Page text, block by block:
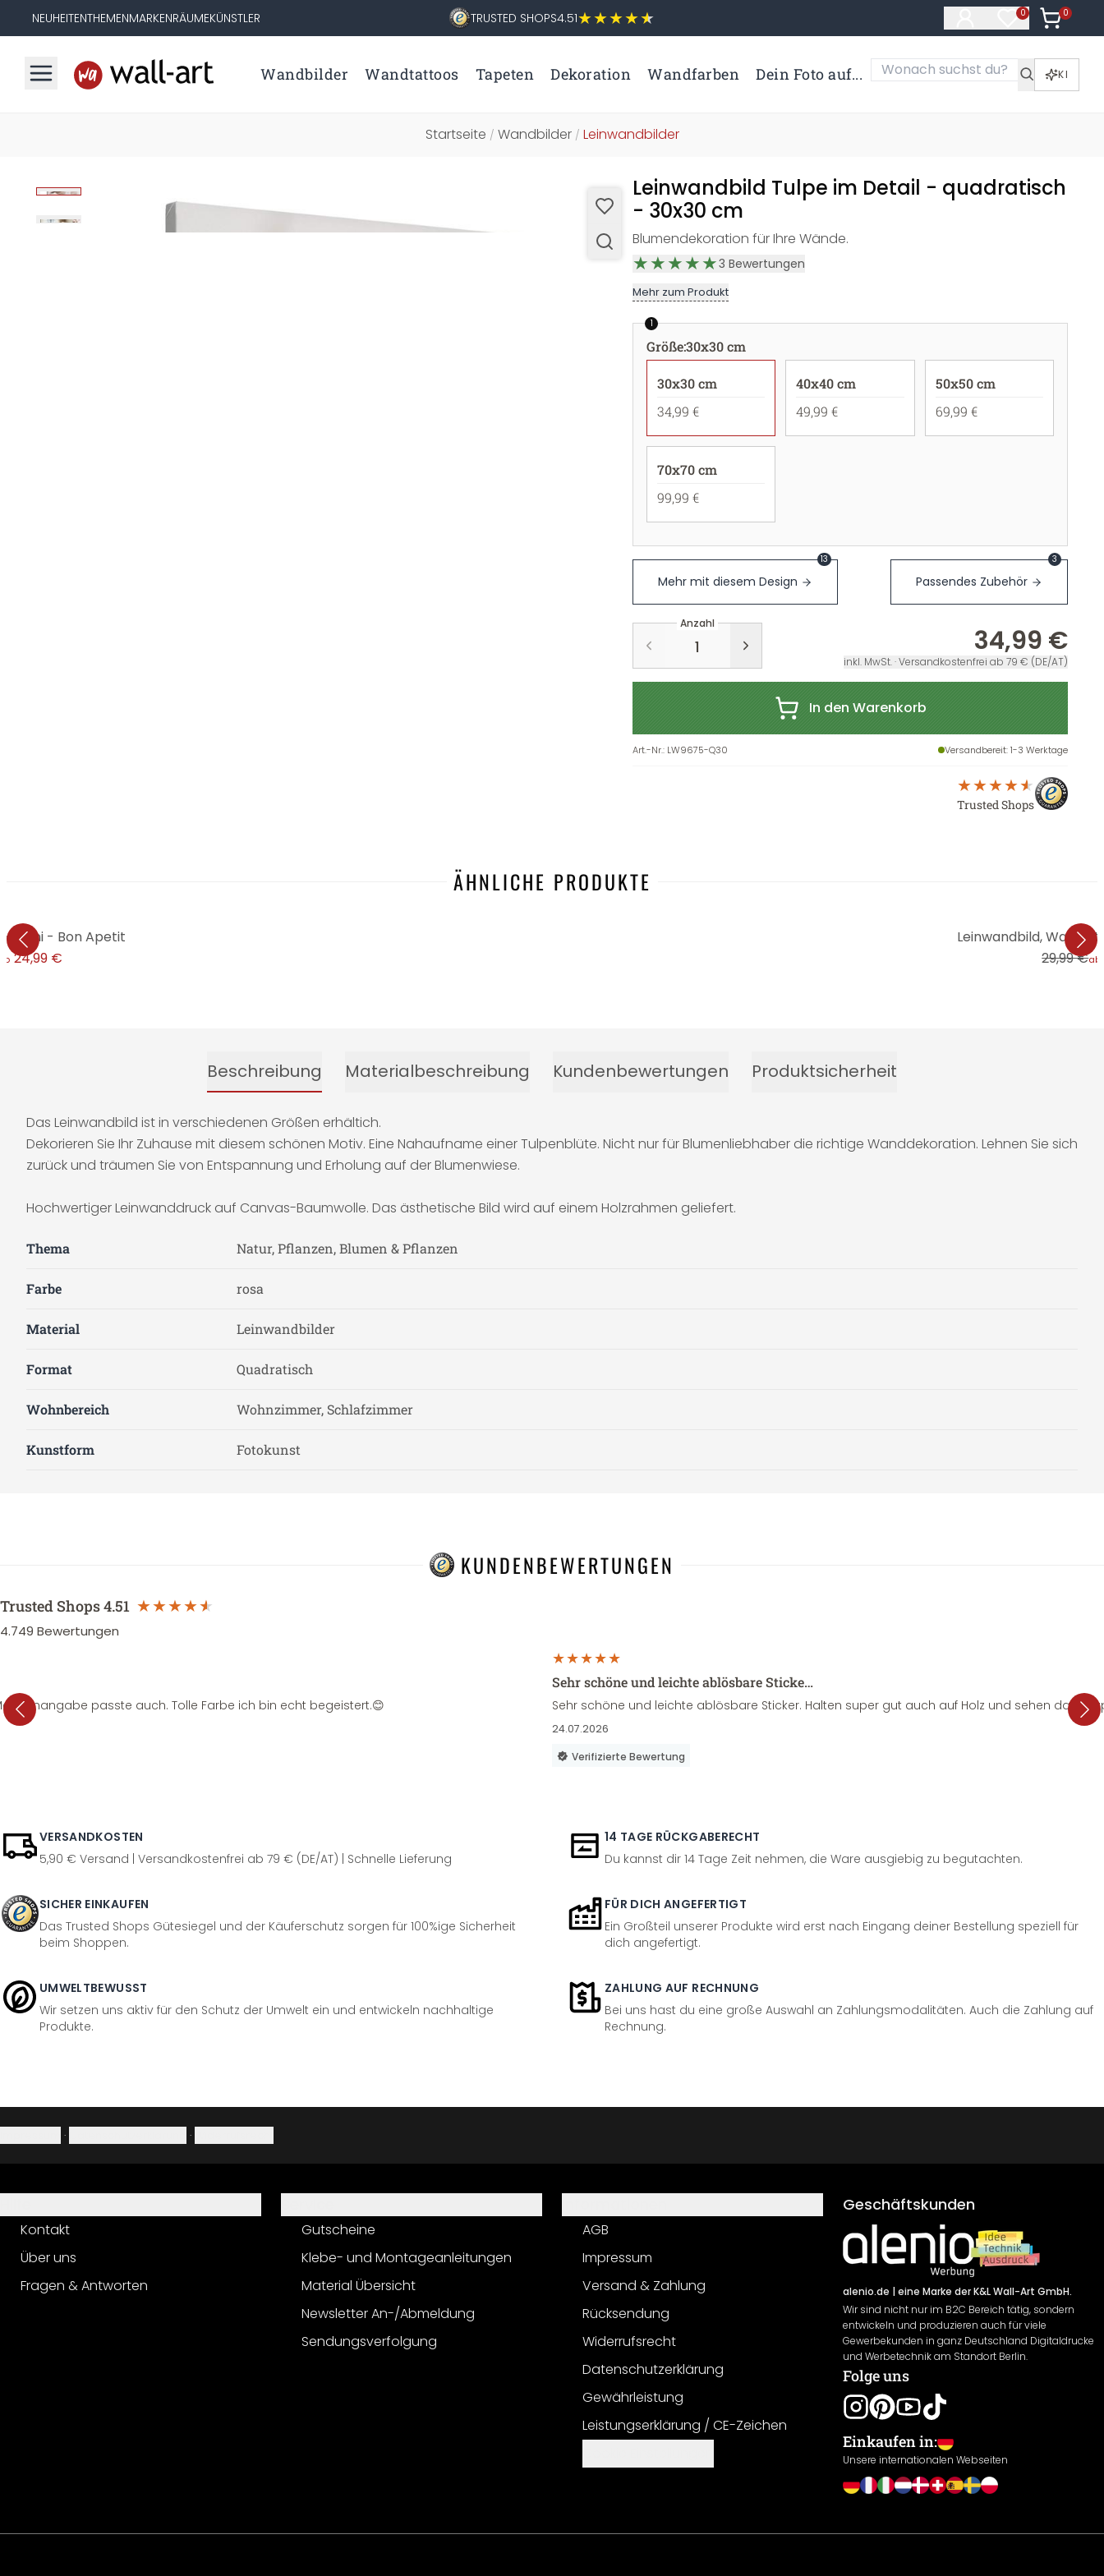
NEUHEITENTHEMENMARKENRÄUMEKÜNSTLER TRUSTED SHOPS4.51 0
Artikel im
0
Artikel
Wandbilder Wandtattoos Tapeten Dekoration Wandfarben Dein Foto auf... KI
Startseite / Wandbilder/ Leinwandbilder
Leinwandbild Tulpe im Detail - quadratisch
- 30x30 cm
Blumendekoration für Ihre Wände.
3 Bewertungen
Mehr zum Produkt
1
Größe:30x30 cm
30x30 cm
34,99 €
40x40 cm
49,99 €
50x50 cm
69,99 €
70x70 cm
99,99 €
Mehr mit diesem Design
13
Passendes Zubehör
3
Anzahl
34,99 €
inkl. MwSt. · Versandkostenfrei ab 79 € (DE/AT)
In den Warenkorb
Art.-Nr.: LW9675-Q30 Versandbereit: 1-3 Werktage
Trusted Shops
ÄHNLICHE PRODUKTE
- Bon Apetit
24,99 €
Leinwandbild,
29,99 €ab
Beschreibung Materialbeschreibung Kundenbewertungen Produktsicherheit
Das Leinwandbild ist in verschiedenen Größen erhältich.
Dekorieren Sie Ihr Zuhause mit diesem schönen Motiv. Eine Nahaufname einer Tulpenblüte. Nicht nur für Blumenliebhaber die richtige Wanddekoration. Lehnen Sie sich
zurück und träumen Sie von Entspannung und Erholung auf der Blumenwiese.
Hochwertiger Leinwanddruck auf Canvas-Baumwolle. Das ästhetische Bild wird auf einem Holzrahmen geliefert.
Thema Natur, Pflanzen, Blumen & Pflanzen
Farbe rosa
Material Leinwandbilder
Format Quadratisch
Wohnbereich Wohnzimmer, Schlafzimmer
Kunstform Fotokunst
KUNDENBEWERTUNGEN
Trusted Shops4.51
4.749 Bewertungen
passte auch. Tolle Farbe ich bin echt begeistert.😊
Sehr schöne und leichte ablösbare Sticke…
Sehr schöne und leichte ablösbare Sticker. Halten super gut auch auf Holz und sehen dazu
24.07.2026
Verifizierte Bewertung
VERSANDKOSTEN
5,90 € Versand | Versandkostenfrei ab 79 € (DE/AT) | Schnelle Lieferung
14 TAGE RÜCKGABERECHT
Du kannst dir 14 Tage Zeit nehmen, die Ware ausgiebig zu begutachten.
SICHER EINKAUFEN
Das Trusted Shops Gütesiegel und der Käuferschutz sorgen für 100%ige Sicherheit
beim Shoppen.
FÜR DICH ANGEFERTIGT
Ein Großteil unserer Produkte wird erst nach Eingang deiner Bestellung speziell für
dich angefertigt.
UMWELTBEWUSST
Wir setzen uns aktiv für den Schutz der Umwelt ein und entwickeln nachhaltige
Produkte.
ZAHLUNG AUF RECHNUNG
Bei uns hast du eine große Auswahl an Zahlungsmodalitäten. Auch die Zahlung auf
Rechnung.
· ·
Kontakt
Über uns
Fragen & Antworten
Gutscheine
Klebe- und Montageanleitungen
Material Übersicht
Newsletter An-/Abmeldung
Sendungsverfolgung
AGB
Impressum
Versand & Zahlung
Rücksendung
Widerrufsrecht
Datenschutzerklärung
Gewährleistung
Leistungserklärung / CE-Zeichen
Geschäftskunden
alenio.de | eine Marke der K&L Wall-Art GmbH.
Wir sind nicht nur im B2C Bereich tätig, sondern
entwickeln und produzieren auch für viele
Gewerbekunden in ganz Deutschland Digitaldrucke
und Werbetechnik am Standort Berlin.
Folge uns
Einkaufen in:
Unsere internationalen Webseiten